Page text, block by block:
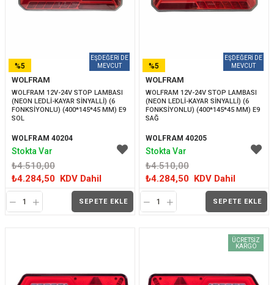
WOLFRAM
WOLFRAM 12V-24V STOP LAMBASI
(NEON LEDLİ-KAYAR SİNYALLİ) (6
FONKSİYONLU) (400*145*45 MM) E9
SOL
WOLFRAM 40204
₺4.510,00
₺4.284,50 KDV Dahil
SEPETE EKLE
%5
İNDIRIM
Stokta Var
WOLFRAM
WOLFRAM 12V-24V STOP LAMBASI
(NEON LEDLİ-KAYAR SİNYALLİ) (6
FONKSİYONLU) (400*145*45 MM) E9
SAĞ
WOLFRAM 40205
₺4.510,00
₺4.284,50 KDV Dahil
SEPETE EKLE
%5
İNDIRIM
Stokta Var
ÜCRETSIZ
KARGO